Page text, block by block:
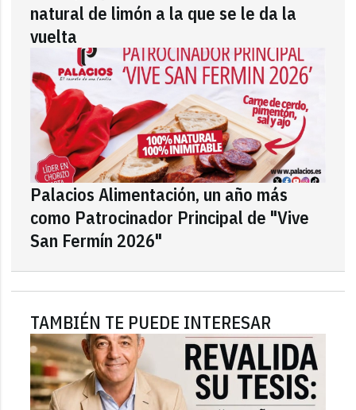
natural de limón a la que se le da la
vuelta
Palacios Alimentación, un año más
como Patrocinador Principal de "Vive
San Fermín 2026"
TAMBIÉN TE PUEDE INTERESAR